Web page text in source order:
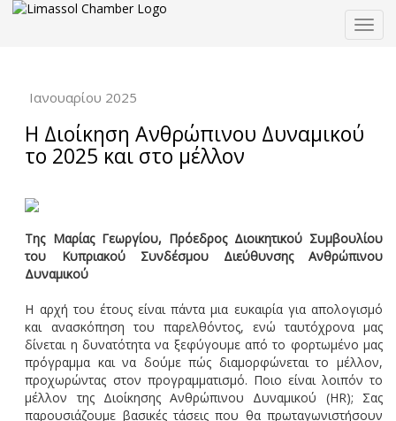
Ιανουαρίου 2025
Η Διοίκηση Ανθρώπινου Δυναμικού
το 2025 και στο μέλλον
Της Μαρίας Γεωργίου, Πρόεδρος Διοικητικού Συμβουλίου
του Κυπριακού Συνδέσμου Διεύθυνσης Ανθρώπινου
Δυναμικού
Η αρχή του έτους είναι πάντα μια ευκαιρία για απολογισμό
και ανασκόπηση του παρελθόντος, ενώ ταυτόχρονα μας
δίνεται η δυνατότητα να ξεφύγουμε από το φορτωμένο μας
πρόγραμμα και να δούμε πώς διαμορφώνεται το μέλλον,
προχωρώντας στον προγραμματισμό. Ποιο είναι λοιπόν το
μέλλον της Διοίκησης Ανθρώπινου Δυναμικού (HR); Σας
παρουσιάζουμε βασικές τάσεις που θα πρωταγωνιστήσουν